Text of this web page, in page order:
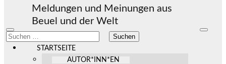
Meldungen und Meinungen aus
Beuel und der Welt
Mobile-
Menü
ein-/ausblenden
Suchen
nach:
STARTSEITE
AUTOR*INN*EN